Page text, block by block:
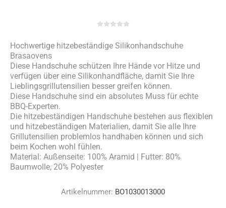
Hochwertige hitzebeständige Silikonhandschuhe
Brasaovens
Diese Handschuhe schützen Ihre Hände vor Hitze und
verfügen über eine Silikonhandfläche, damit Sie Ihre
Lieblingsgrillutensilien besser greifen können.
Diese Handschuhe sind ein absolutes Muss für echte
BBQ-Experten.
Die hitzebeständigen Handschuhe bestehen aus flexiblen
und hitzebeständigen Materialien, damit Sie alle Ihre
Grillutensilien problemlos handhaben können und sich
beim Kochen wohl fühlen.
Material: Außenseite: 100% Aramid | Futter: 80%
Baumwolle, 20% Polyester
Artikelnummer: BO1030013000